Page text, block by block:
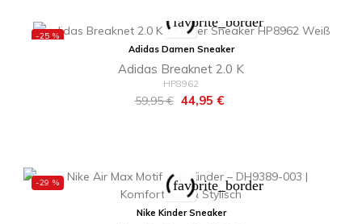
-25 %
favorite_border
Adidas Damen Sneaker
Adidas Breaknet 2.0 K
HP8962
Regulärer
59,95 € Preis
44,95 €
-29 % favorite_border
Nike Kinder Sneaker